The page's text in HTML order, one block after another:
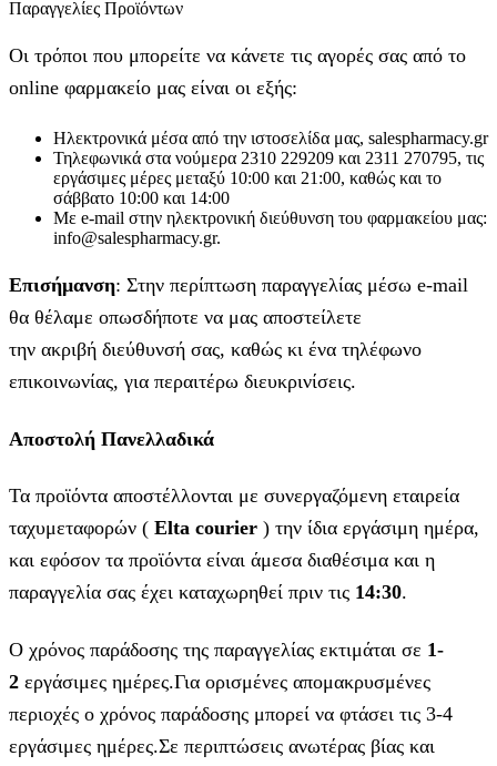
Παραγγελίες Προϊόντων
Οι τρόποι που μπορείτε να κάνετε τις αγορές σας από το
online φαρμακείο μας είναι οι εξής:
Ηλεκτρονικά μέσα από την ιστοσελίδα μας, salespharmacy.gr
Τηλεφωνικά στα νούμερα 2310 229209 και 2311 270795, τις
εργάσιμες μέρες μεταξύ 10:00 και 21:00, καθώς και το
σάββατο 10:00 και 14:00
Με e-mail στην ηλεκτρονική διεύθυνση του φαρμακείου μας:
info@salespharmacy.gr.
Επισήμανση: Στην περίπτωση παραγγελίας μέσω e-mail
θα θέλαμε οπωσδήποτε να μας αποστείλετε
την ακριβή διεύθυνσή σας, καθώς κι ένα τηλέφωνο
επικοινωνίας, για περαιτέρω διευκρινίσεις.
Αποστολή Πανελλαδικά
Τα προϊόντα αποστέλλονται με συνεργαζόμενη εταιρεία
ταχυμεταφορών ( Elta courier ) την ίδια εργάσιμη ημέρα,
και εφόσον τα προϊόντα είναι άμεσα διαθέσιμα και η
παραγγελία σας έχει καταχωρηθεί πριν τις 14:30.
Ο χρόνος παράδοσης της παραγγελίας εκτιμάται σε 1-
2 εργάσιμες ημέρες.Για ορισμένες απομακρυσμένες
περιοχές ο χρόνος παράδοσης μπορεί να φτάσει τις 3-4
εργάσιμες ημέρες.Σε περιπτώσεις ανωτέρας βίας και